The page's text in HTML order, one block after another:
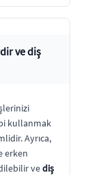
ve diş
kullanmak
Ayrıca,
erken
vediş